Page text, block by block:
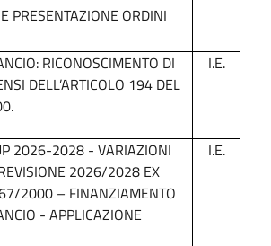
PRESENTAZIONE ORDINI
RICONOSCIMENTO DI
DELL’ARTICOLO 194 DEL
I.E.
2026-2028 - VARIAZIONI
2026/2028 EX
2000 – FINANZIAMENTO
- APPLICAZIONE
I.E.